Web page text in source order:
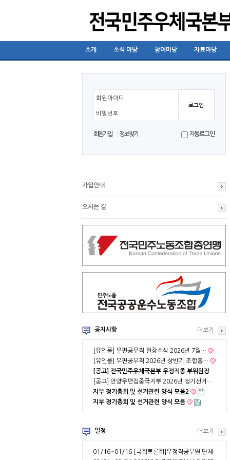
소개 소식 마당 참여마당 자료마당
회원아이디
비밀번호
회원가입 정보찾기 자동로그인
가입안내
오시는 길
공지사항
[유인물] 우편공무직 현장소식 2026년 7월…
[유인물] 우편공무직 2026년 상반기 조합홍…
[공고] 전국민주우체국본부 우정직종 부위원장
…[공고] 안양우편집중국지부 2026년 정기선거…
지부 정기총회 및 선거관련 양식 모음2
지부 정기총회 및 선거관련 양식 모음
더보기
일정
01/16~01/16[국회토론회]우정직공무원 단체
더보기